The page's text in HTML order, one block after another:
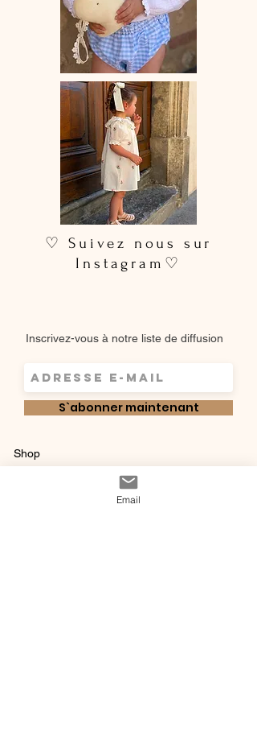
♡ Suivez nous sur
Instagram♡
Inscrivez-vous à notre liste de diffusion
S`abonner maintenant
Shop
instagram
Email